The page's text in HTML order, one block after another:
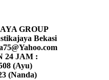
GROUP
Bekasi
24 JAM :
(Ayu)
(Nanda)